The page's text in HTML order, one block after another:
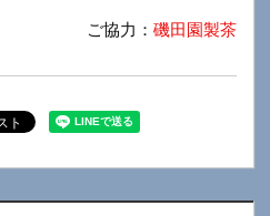
ご協力： 磯田園製茶